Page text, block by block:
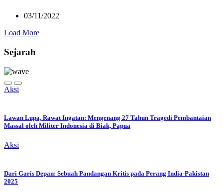
03/11/2022
Load More
Sejarah
Aksi
Lawan Lupa, Rawat Ingatan: Mengenang 27 Tahun Tragedi Pembantaian
Massal oleh Militer Indonesia di Biak, Papua
Aksi
Dari Garis Depan: Sebuah Pandangan Kritis pada Perang India-Pakistan
2025